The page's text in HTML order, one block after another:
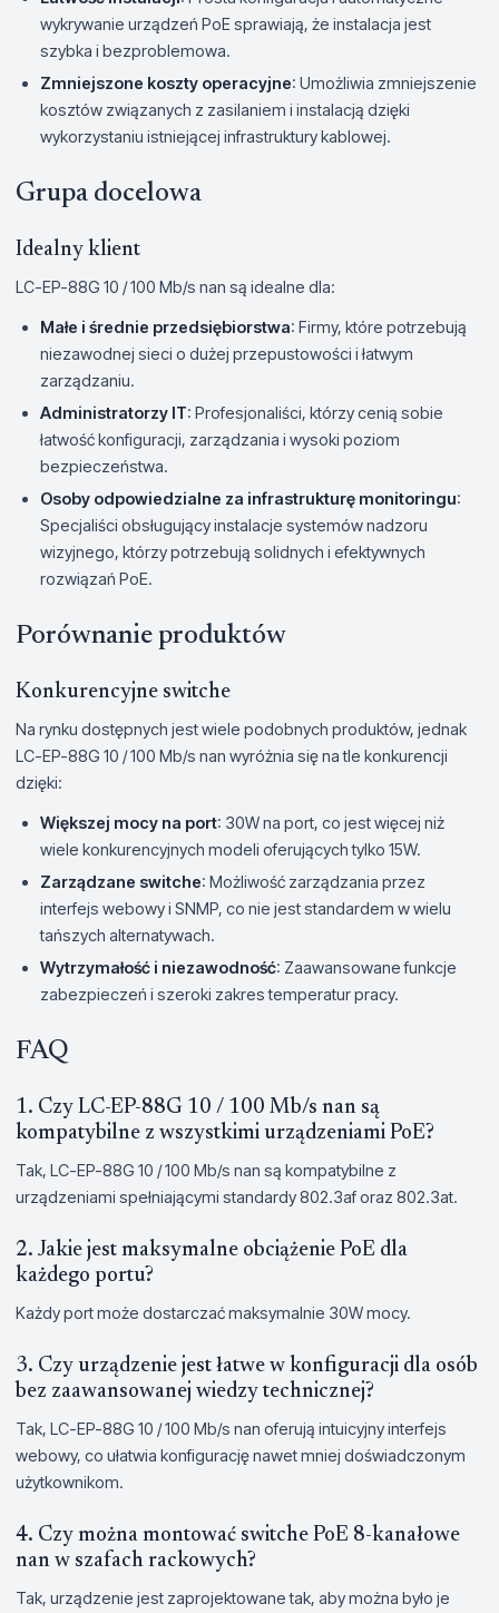
wykrywanie urządzeń PoE sprawiają, że instalacja jest
szybka i bezproblemowa.
Zmniejszone koszty operacyjne: Umożliwia zmniejszenie
kosztów związanych z zasilaniem i instalacją dzięki
wykorzystaniu istniejącej infrastruktury kablowej.
Grupa docelowa
Idealny klient
LC-EP-88G 10 / 100 Mb/s nan są idealne dla:
Małe i średnie przedsiębiorstwa: Firmy, które potrzebują
niezawodnej sieci o dużej przepustowości i łatwym
zarządzaniu.
Administratorzy IT: Profesjonaliści, którzy cenią sobie
łatwość konfiguracji, zarządzania i wysoki poziom
bezpieczeństwa.
Osoby odpowiedzialne za infrastrukturę monitoringu:
Specjaliści obsługujący instalacje systemów nadzoru
wizyjnego, którzy potrzebują solidnych i efektywnych
rozwiązań PoE.
Porównanie produktów
Konkurencyjne switche
Na rynku dostępnych jest wiele podobnych produktów, jednak
LC-EP-88G 10 / 100 Mb/s nan wyróżnia się na tle konkurencji
dzięki:
Większej mocy na port: 30W na port, co jest więcej niż
wiele konkurencyjnych modeli oferujących tylko 15W.
Zarządzane switche: Możliwość zarządzania przez
interfejs webowy i SNMP, co nie jest standardem w wielu
tańszych alternatywach.
Wytrzymałość i niezawodność: Zaawansowane funkcje
zabezpieczeń i szeroki zakres temperatur pracy.
FAQ
1. Czy LC-EP-88G 10 / 100 Mb/s nan są
kompatybilne z wszystkimi urządzeniami PoE?
Tak, LC-EP-88G 10 / 100 Mb/s nan są kompatybilne z
urządzeniami spełniającymi standardy 802.3af oraz 802.3at.
2. Jakie jest maksymalne obciążenie PoE dla
każdego portu?
Każdy port może dostarczać maksymalnie 30W mocy.
3. Czy urządzenie jest łatwe w konfiguracji dla osób
bez zaawansowanej wiedzy technicznej?
Tak, LC-EP-88G 10 / 100 Mb/s nan oferują intuicyjny interfejs
webowy, co ułatwia konfigurację nawet mniej doświadczonym
użytkownikom.
4. Czy można montować switche PoE 8-kanałowe
nan w szafach rackowych?
Tak, urządzenie jest zaprojektowane tak, aby można było je